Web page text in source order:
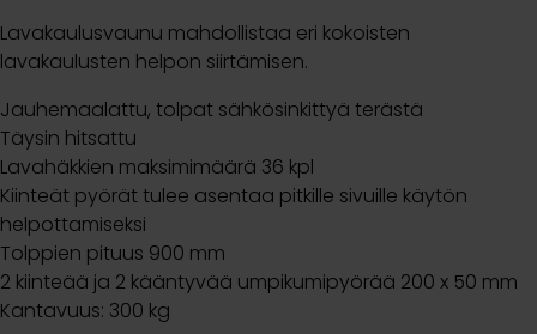
Lavakaulusvaunu mahdollistaa eri kokoisten
lavakaulusten helpon siirtämisen.
Jauhemaalattu, tolpat sähkösinkittyä terästä
Täysin hitsattu
Lavahäkkien maksimimäärä 36 kpl
Kiinteät pyörät tulee asentaa pitkille sivuille käytön
helpottamiseksi
Tolppien pituus 900 mm
2 kiinteää ja 2 kääntyvää umpikumipyörää 200 x 50 mm
Kantavuus: 300 kg